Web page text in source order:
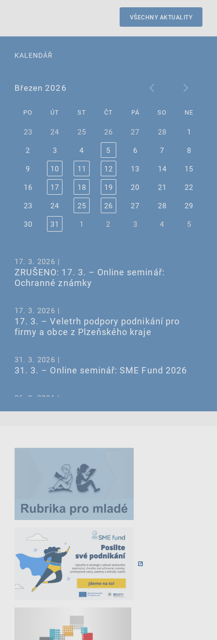
VŠECHNY AKTUALITY
KALENDÁŘ
Březen 2026
PO ÚT ST ČT PÁ SO NE
23 24 25 26 27 28
1
2
3 4 5 6 7
8
9
10 11 12 13 14
15
16
17 18 19 20 21
22
23
24 25 26 27 28
29
30
31 1 2 3 4 5
17. 3. 2026 |
ZRUŠENO: 17. 3. – Online seminář:
Ochranné známky
17. 3. 2026 |
17. 3. – Veletrh podpory podnikání pro
firmy a obce z Plzeňského kraje
31. 3. 2026 |
31. 3. – Online seminář: SME Fund 2026
26. 3. 2026 |
26. 3. – Online seminář: Databáze
25. 3. 2026 |
Patentscope
10.-11. 3. – Hybridní seminář:
Rozhodovací praxe v oblasti ochranných
12. 3. 2026 |
12. 3. – Online seminář: 13. verze
Niceského třídění
18. 3. – Online seminář: Databáze
Espacenet